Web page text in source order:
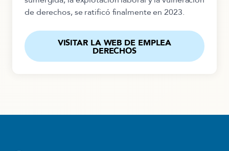
de derechos, se ratificó finalmente en 2023.
VISITAR LA WEB DE EMPLEA
DERECHOS